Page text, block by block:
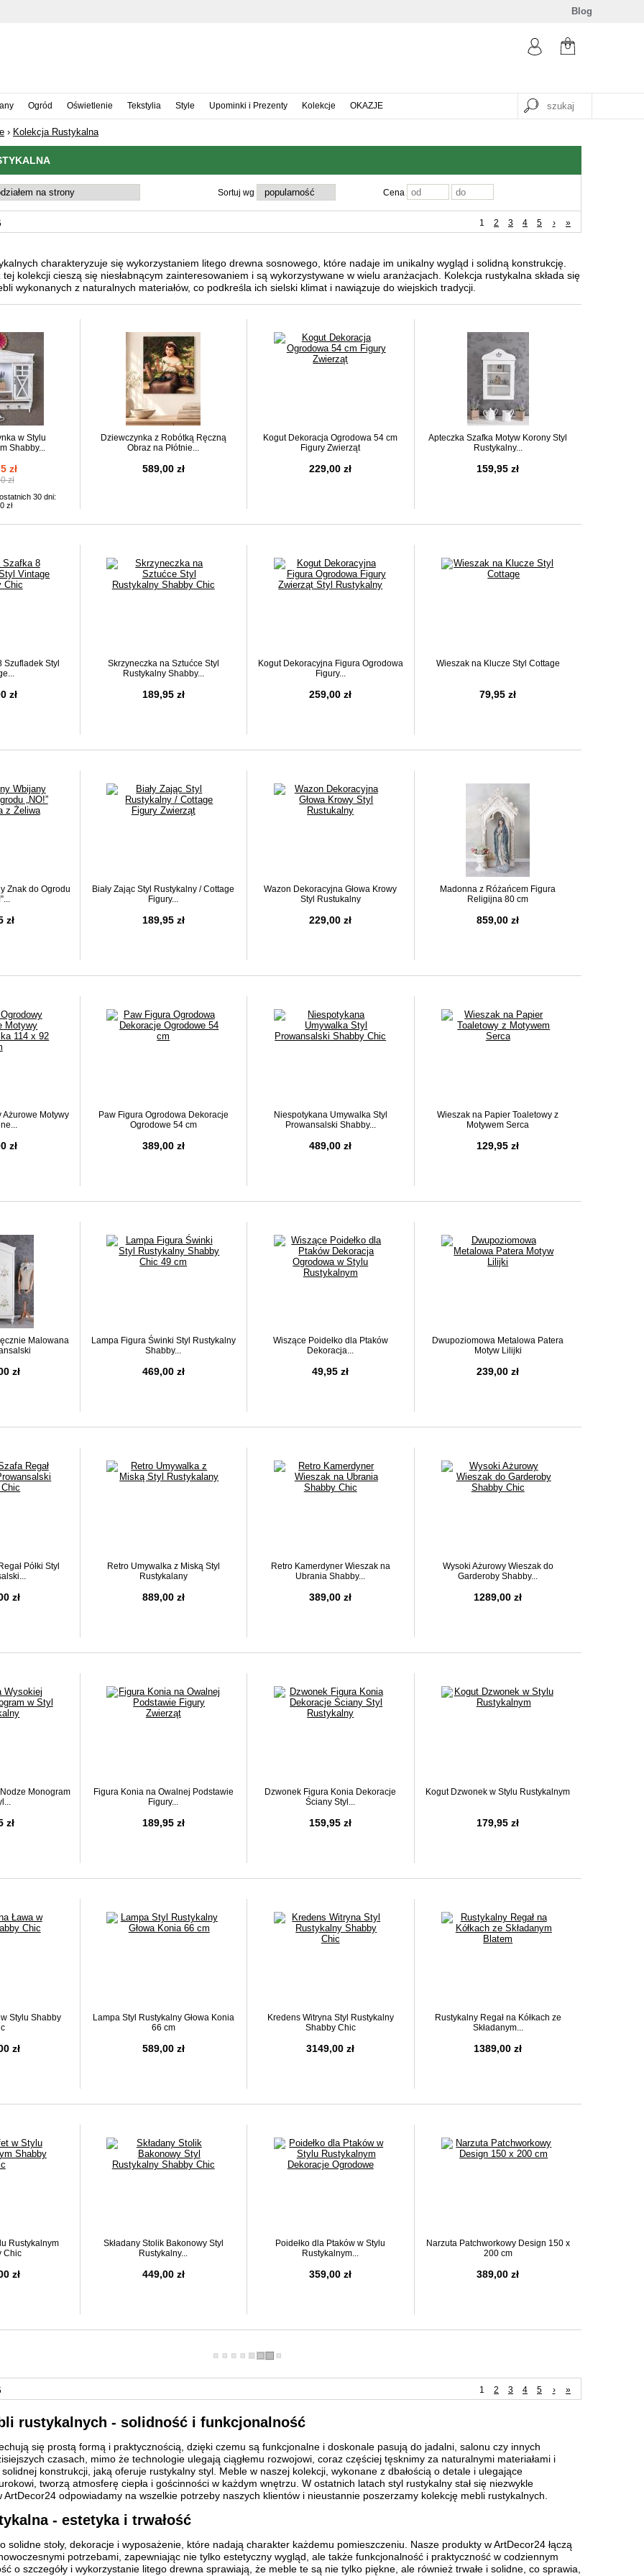
Blog
Ogród Oświetlenie Tekstylia Style Upominki i Prezenty Kolekcje OKAZJE
› Kolekcja Rustykalna
Sortuj wg Cena
1 2 3 4 5 › »
charakteryzuje się wykorzystaniem litego drewna sosnowego, które nadaje im unikalny wygląd i solidną konstrukcję.
kolekcji cieszą się niesłabnącym zainteresowaniem i są wykorzystywane w wielu aranżacjach. Kolekcja rustykalna składa się
wykonanych z naturalnych materiałów, co podkreśla ich sielski klimat i nawiązuje do wiejskich tradycji.
w Stylu
Shabby...
zł
zł
30 dni:
zł
Dziewczynka z Robótką Ręczną
Obraz na Płótnie...
589,00 zł
Kogut Dekoracja Ogrodowa 54 cm
Figury Zwierząt
229,00 zł
Apteczka Szafka Motyw Korony Styl
Rustykalny...
159,95 zł
Szufladek Styl
zł
Skrzyneczka na Sztućce Styl
Rustykalny Shabby...
189,95 zł
Kogut Dekoracyjna Figura Ogrodowa
Figury...
259,00 zł
Wieszak na Klucze Styl Cottage
79,95 zł
Znak do Ogrodu
zł
Biały Zając Styl Rustykalny / Cottage
Figury...
189,95 zł
Wazon Dekoracyjna Głowa Krowy
Styl Rustukalny
229,00 zł
Madonna z Różańcem Figura
Religijna 80 cm
859,00 zł
Motywy
zł
Paw Figura Ogrodowa Dekoracje
Ogrodowe 54 cm
389,00 zł
Niespotykana Umywalka Styl
Prowansalski Shabby...
489,00 zł
Wieszak na Papier Toaletowy z
Motywem Serca
129,95 zł
Malowana
zł
Lampa Figura Świnki Styl Rustykalny
Shabby...
469,00 zł
Wiszące Poidełko dla Ptaków
Dekoracja...
49,95 zł
Dwupoziomowa Metalowa Patera
Motyw Lilijki
239,00 zł
Półki Styl
zł
Retro Umywalka z Miską Styl
Rustykalany
889,00 zł
Retro Kamerdyner Wieszak na
Ubrania Shabby...
389,00 zł
Wysoki Ażurowy Wieszak do
Garderoby Shabby...
1289,00 zł
Monogram
zł
Figura Konia na Owalnej Podstawie
Figury...
189,95 zł
Dzwonek Figura Konia Dekoracje
Ściany Styl...
159,95 zł
Kogut Dzwonek w Stylu Rustykalnym
179,95 zł
Stylu Shabby
zł
Lampa Styl Rustykalny Głowa Konia
66 cm
589,00 zł
Kredens Witryna Styl Rustykalny
Shabby Chic
3149,00 zł
Rustykalny Regał na Kółkach ze
Składanym...
1389,00 zł
Rustykalnym
Chic
zł
Składany Stolik Bakonowy Styl
Rustykalny...
449,00 zł
Poidełko dla Ptaków w Stylu
Rustykalnym...
359,00 zł
Narzuta Patchworkowy Design 150 x
200 cm
389,00 zł
1 2 3 4 5 › »
rustykalnych - solidność i funkcjonalność
się prostą formą i praktycznością, dzięki czemu są funkcjonalne i doskonale pasują do jadalni, salonu czy innych
czasach, mimo że technologie ulegają ciągłemu rozwojowi, coraz częściej tęsknimy za naturalnymi materiałami i
konstrukcji, jaką oferuje rustykalny styl. Meble w naszej kolekcji, wykonane z dbałością o detale i ulegające
tworzą atmosferę ciepła i gościnności w każdym wnętrzu. W ostatnich latach styl rustykalny stał się niezwykle
ArtDecor24 odpowiadamy na wszelkie potrzeby naszych klientów i nieustannie poszerzamy kolekcję mebli rustykalnych.
- estetyka i trwałość
solidne stoły, dekoracje i wyposażenie, które nadają charakter każdemu pomieszczeniu. Nasze produkty w ArtDecor24 łączą
potrzebami, zapewniając nie tylko estetyczny wygląd, ale także funkcjonalność i praktyczność w codziennym
o szczegóły i wykorzystanie litego drewna sprawiają, że meble te są nie tylko piękne, ale również trwałe i solidne, co sprawia,